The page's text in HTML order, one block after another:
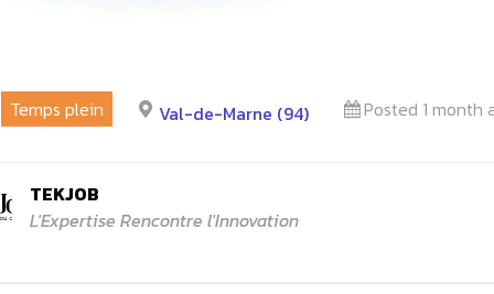
Temps plein Val-de-Marne (94) Posted 1 month
TEKJOB
L'Expertise Rencontre l'Innovation